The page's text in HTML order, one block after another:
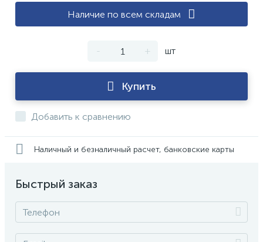
Наличие по всем складам
- + шт
Купить
Добавить к сравнению
Наличный и безналичный расчет, банковские карты
Быстрый заказ